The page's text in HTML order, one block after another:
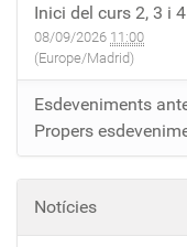
Inici del curs 2, 3 i
08/09/2026 11:00
(Europe/Madrid)
Esdeveniments
Propers
Notícies